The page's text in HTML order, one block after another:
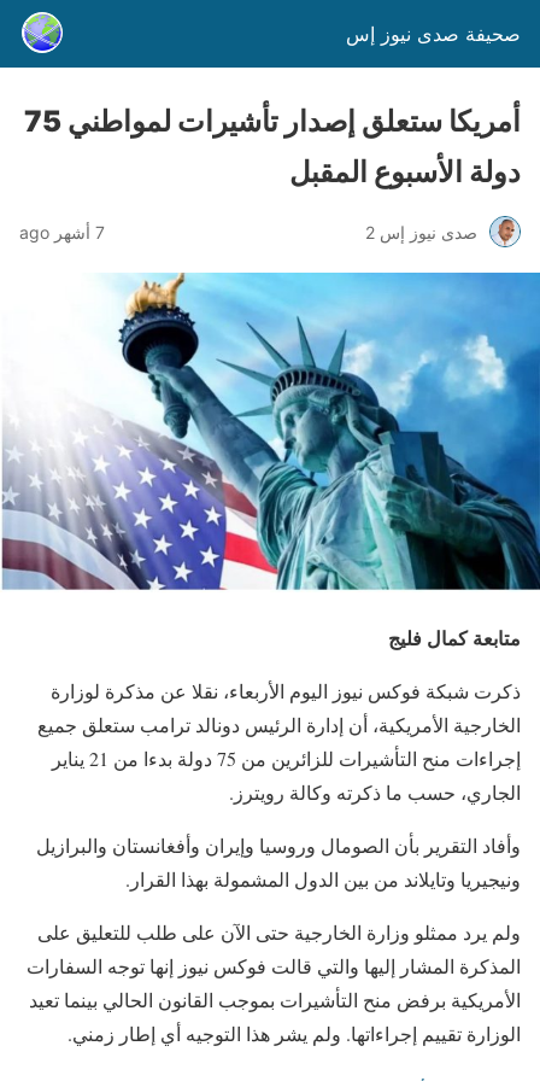
صحيفة صدى نيوز إس
أمريكا ستعلق إصدار تأشيرات لمواطني 75
دولة الأسبوع المقبل
صدى نيوز إس 2 7 أشهر ago
متابعة كمال فليج
ذكرت شبكة فوكس نيوز اليوم الأربعاء، نقلا عن مذكرة لوزارة
الخارجية الأمريكية، أن إدارة الرئيس دونالد ترامب ستعلق جميع
إجراءات منح التأشيرات للزائرين من 75 دولة بدءا من 21 يناير
الجاري، حسب ما ذكرته وكالة رويترز.
وأفاد التقرير بأن الصومال وروسيا وإيران وأفغانستان والبرازيل
ونيجيريا وتايلاند من بين الدول المشمولة بهذا القرار.
ولم يرد ممثلو وزارة الخارجية حتى الآن على طلب للتعليق على
المذكرة المشار إليها والتي قالت فوكس نيوز إنها توجه السفارات
الأمريكية برفض منح التأشيرات بموجب القانون الحالي بينما تعيد
الوزارة تقييم إجراءاتها. ولم يشر هذا التوجيه أي إطار زمني.